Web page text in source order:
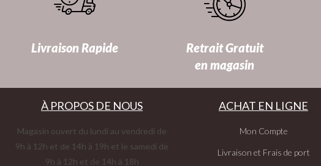
Livraison Rapide
Retrait Gratuit
en magasin
À PROPOS DE NOUS
Magasin ouvert du lundi au vendredi de
9h à 12h et de 14h à 19h et le samedi de
9h à 12h et de 14h à 18h
ACHAT EN LIGNE
Mon Compte
Livraison et Frais de port